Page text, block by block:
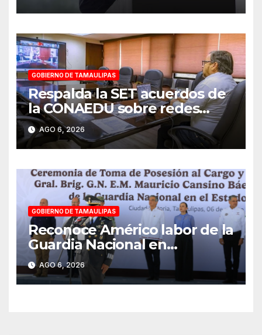
GOBIERNO DE TAMAULIPAS
Respalda la SET acuerdos de
la CONAEDU sobre redes
sociales y escuelas
militarizadas
AGO 6, 2026
GOBIERNO DE TAMAULIPAS
Reconoce Américo labor de la
Guardia Nacional en
Tamaulipas; atestigua llegada
del nuevo coordinador
estatal
AGO 6, 2026